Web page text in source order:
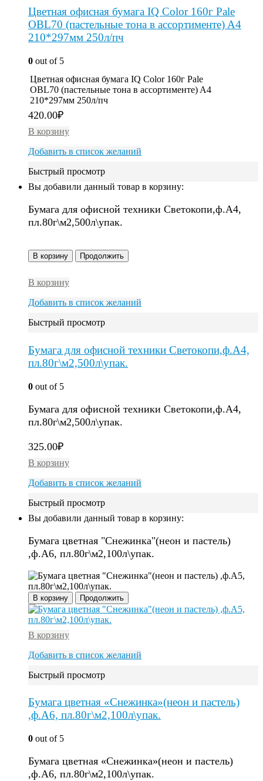
Цветная офисная бумага IQ Color 160г Pale
OBL70 (пастельные тона в ассортименте) A4
210*297мм 250л/пч
0 out of 5
Цветная офисная бумага IQ Color 160г Pale
OBL70 (пастельные тона в ассортименте) A4
210*297мм 250л/пч
420.00₽
В корзину
Добавить в список желаний
Быстрый просмотр
Вы добавили данный товар в корзину:
Бумага для офисной техники Светокопи,ф.А4,
пл.80г\м2,500л\упак.
В корзину Продолжить
В корзину
Добавить в список желаний
Быстрый просмотр
Бумага для офисной техники Светокопи,ф.А4,
пл.80г\м2,500л\упак.
0 out of 5
Бумага для офисной техники Светокопи,ф.А4,
пл.80г\м2,500л\упак.
325.00₽
В корзину
Добавить в список желаний
Быстрый просмотр
Вы добавили данный товар в корзину:
Бумага цветная "Снежинка"(неон и пастель)
,ф.А6, пл.80г\м2,100л\упак.
В корзину Продолжить
В корзину
Добавить в список желаний
Быстрый просмотр
Бумага цветная «Снежинка»(неон и пастель)
,ф.А6, пл.80г\м2,100л\упак.
0 out of 5
Бумага цветная «Снежинка»(неон и пастель)
,ф.А6, пл.80г\м2,100л\упак.